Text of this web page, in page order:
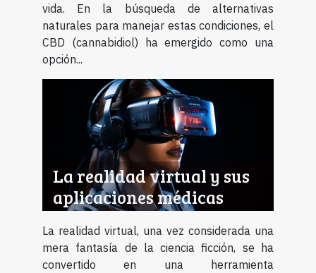
vida. En la búsqueda de alternativas
naturales para manejar estas condiciones, el
CBD (cannabidiol) ha emergido como una
opción...
La realidad virtual y sus
aplicaciones médicas
La realidad virtual, una vez considerada una
mera fantasía de la ciencia ficción, se ha
convertido en una herramienta